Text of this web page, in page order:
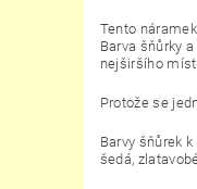
Tento
Barva šňůrky
nejširšího
Protože se
Barvy šňůrek
šedá,